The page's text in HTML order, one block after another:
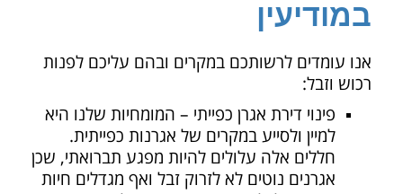
במודיעין
אנו עומדים לרשותכם במקרים ובהם עליכם לפנות
רכוש וזבל:
פינוי דירת אגרן כפייתי – המומחיות שלנו היא
למיין ולסייע במקרים של אגרנות כפייתית.
חללים אלה עלולים להיות מפגע תברואתי, שכן
אגרנים נוטים לא לזרוק זבל ואף מגדלים חיות